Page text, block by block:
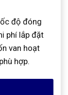
độ đóng
phí lắp đặt
van hoạt
hợp.